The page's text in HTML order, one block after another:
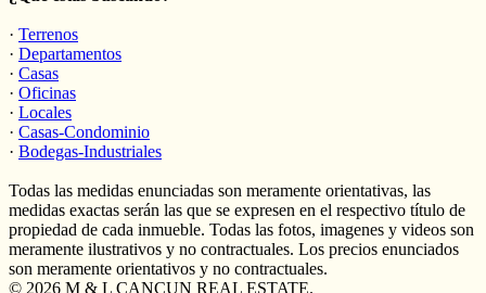
· Terrenos
· Departamentos
· Casas
· Oficinas
· Locales
· Casas-Condominio
· Bodegas-Industriales
Todas las medidas enunciadas son meramente orientativas, las
medidas exactas serán las que se expresen en el respectivo título de
propiedad de cada inmueble. Todas las fotos, imagenes y videos son
meramente ilustrativos y no contractuales. Los precios enunciados
son meramente orientativos y no contractuales.
© 2026 M & L CANCUN REAL ESTATE.